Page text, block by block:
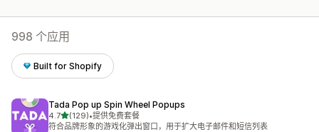
998 个应用
Built for Shopify
Tada Pop up Spin Wheel Popups
4.7星（满分 5 星）
(129)
总共 129 条评论
•提供免费套餐
符合品牌形象的游戏化弹出窗口，用于扩大电子邮件和短信列表